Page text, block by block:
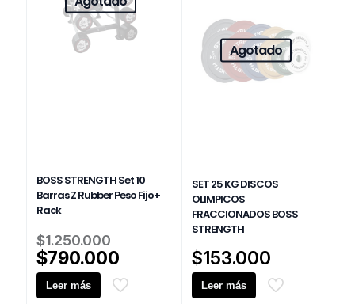
opciones
pueden
elegir
BOSS STRENGTH Set 10
Barras Z Rubber Peso Fijo+
Rack
$1.250.000
precio
original
era:
$790.000
precio
actual
Leer más
Agotado
SET 25 KG DISCOS
OLIMPICOS
FRACCIONADOS BOSS
STRENGTH
$153.000
Leer más